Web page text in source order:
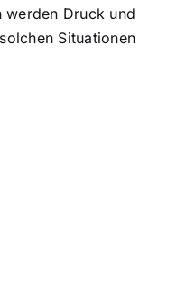
werden Druck und
Situationen